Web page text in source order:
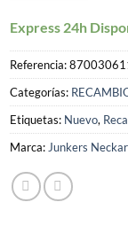
Express 24h
Referencia:
Categorías:
Etiquetas: Nuevo,
Marca: Junkers Neckar